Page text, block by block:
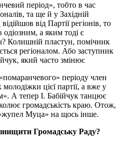
період», тобто в час
та ще й у Західній
від Партії регіонів, то
одіозним, а яким тоді є
Колишній пластун, помічник
регіоналом. Або заступник
який часто змінює
періоду член
цієї партії, а вже у
А тепер І. Бабійчук танцює
громадськість краю. Отож,
Муца» на щось інше.
Громадську Раду?